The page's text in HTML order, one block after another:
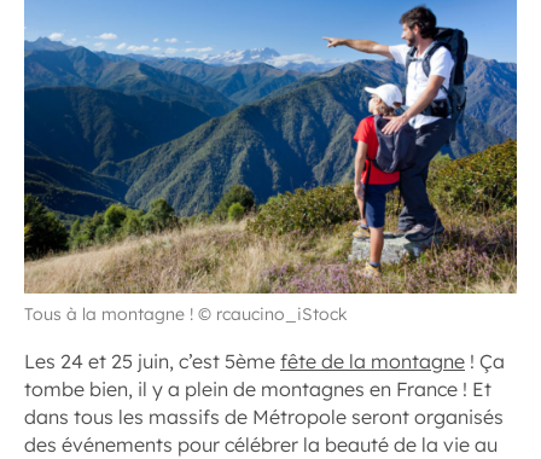
Tous à la montagne ! © rcaucino_iStock
Les 24 et 25 juin, c’est 5ème fête de la montagne ! Ça
tombe bien, il y a plein de montagnes en France ! Et
dans tous les massifs de Métropole seront organisés
des événements pour célébrer la beauté de la vie au